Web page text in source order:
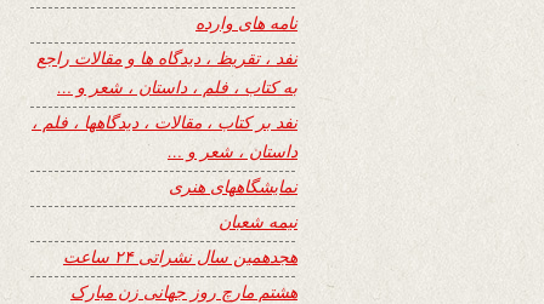
نامه های وارده
نفد ، تقریظ ، دیدگاه ها و مقالات راجع
به کتاب ، فلم ، داستان ، شعر و …
نفد بر کتاب ، مقالات ، دیدگاهها ، فلم ،
داستان ، شعر و …
نمایشگاههای هنری
نیمه شعبان
هجدهمین سال نشراتی ۲۴ ساعت
هشتم مارچ روز جهانی زن مبارک